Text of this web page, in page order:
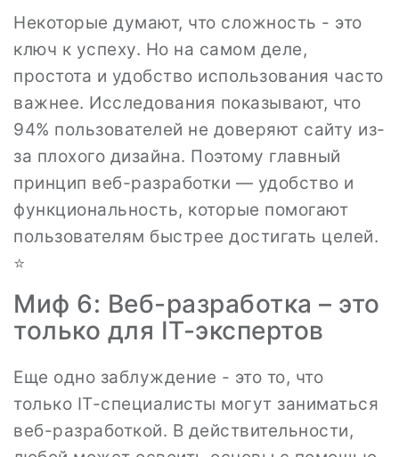
Некоторые думают, что сложность - это
ключ к успеху. Но на самом деле,
простота и удобство использования часто
важнее. Исследования показывают, что
94% пользователей не доверяют сайту из-
за плохого дизайна. Поэтому главный
принцип веб-разработки — удобство и
функциональность, которые помогают
пользователям быстрее достигать целей.
⭐
Миф 6: Веб-разработка – это
только для IT-экспертов
Еще одно заблуждение - это то, что
только IT-специалисты могут заниматься
веб-разработкой. В действительности,